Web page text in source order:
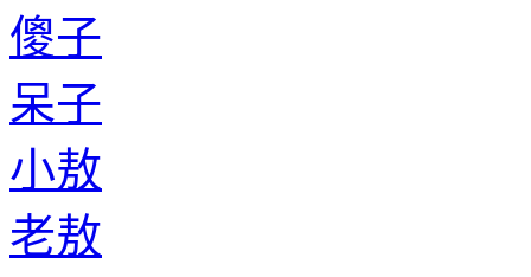
傻子
呆子
小敖
老敖